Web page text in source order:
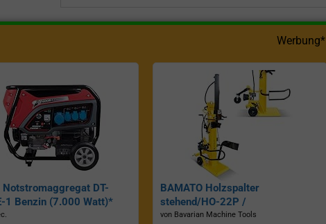
Werbung*
Notstromaggregat DT-
1 Benzin (7.000 Watt)*
BAMATO Holzspalter
stehend/HO-22P /
Zapfwellenantrieb, Inkl.
von Bavarian Machine Tools